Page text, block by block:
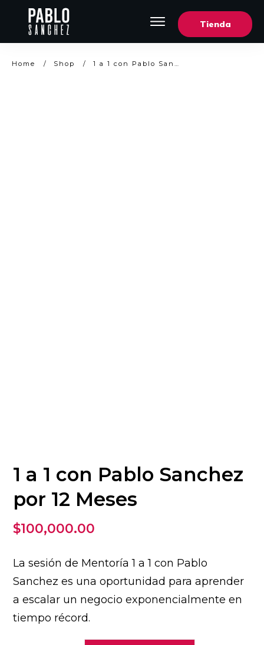
Sobre Nosotros
Tienda
Home / Shop / 1 a 1 con Pablo Sanchez por 12 Meses
1 a 1 con Pablo Sanchez
por 12 Meses
$100,000.00
La sesión de Mentoría 1 a 1 con Pablo
Sanchez es una oportunidad para aprender
a escalar un negocio exponencialmente en
tiempo récord.